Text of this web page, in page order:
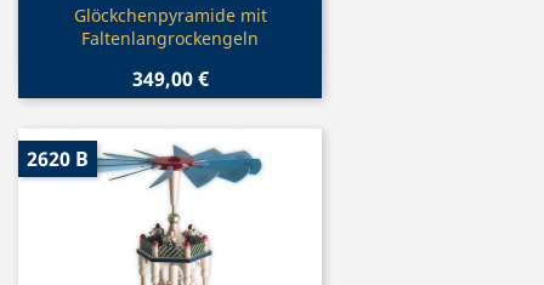
Vorschau
Glöckchenpyramide mit
Faltenlangrockengeln
349,00 €
2620 B